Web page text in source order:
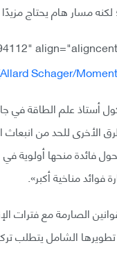
مسار هام يحتاج
أستاذ علم الطاقة في
الأخرى للحد من
فائدة منحها أولوية
فوائد مناخية أكبر».
الصارمة مع
الشامل يتطلب